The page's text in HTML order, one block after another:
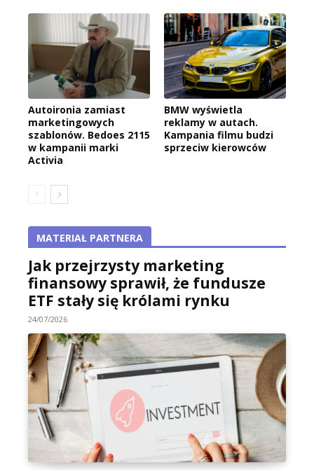
Autoironia zamiast
marketingowych
szablonów. Bedoes 2115
w kampanii marki
Activia
BMW wyświetla
reklamy w autach.
Kampania filmu budzi
sprzeciw kierowców
MATERIAŁ PARTNERA
Jak przejrzysty marketing
finansowy sprawił, że fundusze
ETF stały się królami rynku
24/07/2026